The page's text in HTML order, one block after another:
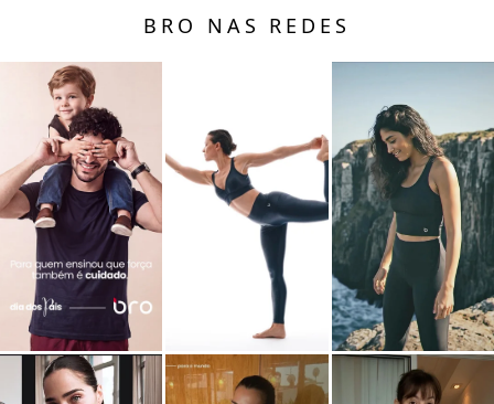
BRO NAS REDES